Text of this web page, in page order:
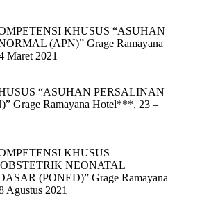
KHUSUS “ASUHAN
(APN)” Grage Ramayana
Maret 2021
“ASUHAN PERSALINAN
Grage Ramayana Hotel***, 23 –
KHUSUS
NEONATAL
(PONED)” Grage Ramayana
2021